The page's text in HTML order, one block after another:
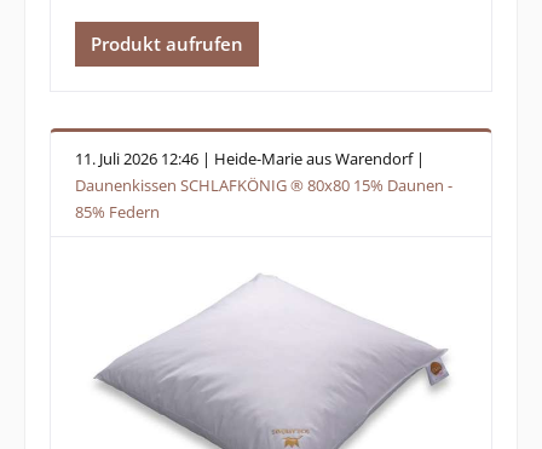
Produkt aufrufen
11. Juli 2026 12:46 | Heide-Marie aus Warendorf |
Daunenkissen SCHLAFKÖNIG ® 80x80 15% Daunen -
85% Federn